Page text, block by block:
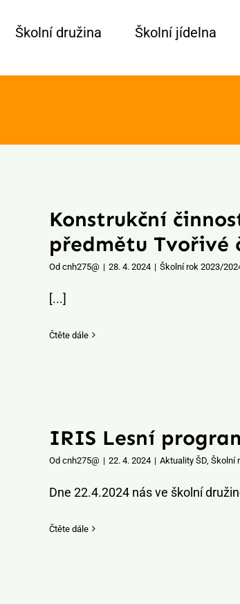
Školní družina Školní jídelna
Konstrukční
předmětu Tvořivé
Od cnh275@ | 28. 4. 2024 | Školní rok 2023/
[...]
Čtěte dále
IRIS Lesní
Od cnh275@ | 22. 4. 2024 | Aktuality ŠD Školní
Dne 22.4.2024 nás ve školní
Čtěte dále